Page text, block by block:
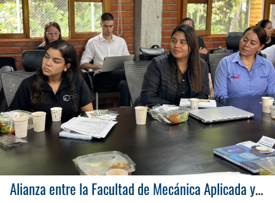
Alianza entre la Facultad de Mecánica Aplicada y empresaria egresada de la UTP